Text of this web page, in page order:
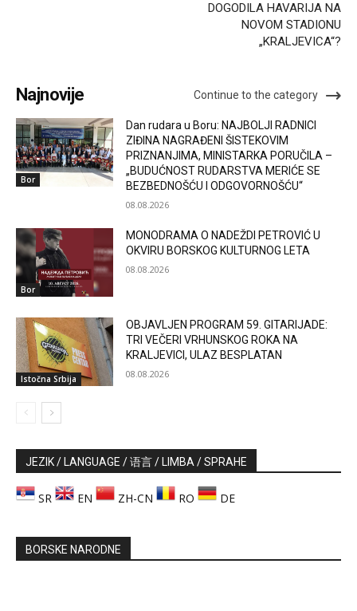
DOGODILA HAVARIJA NA
NOVOM STADIONU
„KRALJEVICA“?
Najnovije Continue to the category
Bor
Dan rudara u Boru: NAJBOLJI RADNICI
ZIĐINA NAGRAĐENI ŠISTEKOVIM
PRIZNANJIMA, MINISTARKA PORUČILA –
„BUDUĆNOST RUDARSTVA MERIĆE SE
BEZBEDNOŠĆU I ODGOVORNOŠĆU“
08.08.2026
Bor
MONODRAMA O NADEŽDI PETROVIĆ U
OKVIRU BORSKOG KULTURNOG LETA
08.08.2026
Istočna Srbija
OBJAVLJEN PROGRAM 59. GITARIJADE:
TRI VEČERI VRHUNSKOG ROKA NA
KRALJEVICI, ULAZ BESPLATAN
08.08.2026
JEZIK / LANGUAGE / 语言 / LIMBA / SPRAHE
SR EN ZH-CN RO DE
BORSKE NARODNE